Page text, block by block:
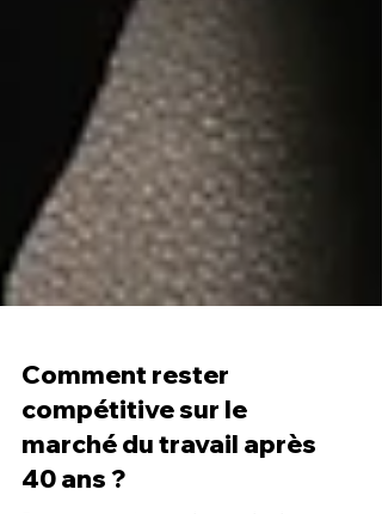
Comment rester
compétitive sur le
marché du travail après